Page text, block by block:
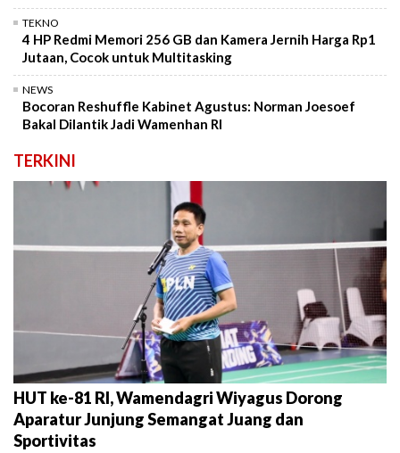
TEKNO
4 HP Redmi Memori 256 GB dan Kamera Jernih Harga Rp1
Jutaan, Cocok untuk Multitasking
NEWS
Bocoran Reshuffle Kabinet Agustus: Norman Joesoef
Bakal Dilantik Jadi Wamenhan RI
TERKINI
HUT ke-81 RI, Wamendagri Wiyagus Dorong
Aparatur Junjung Semangat Juang dan
Sportivitas